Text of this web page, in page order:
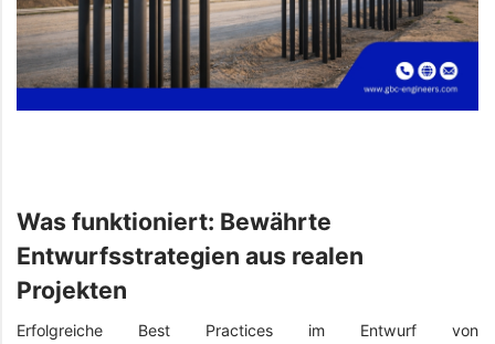
Was funktioniert: Bewährte
Entwurfsstrategien aus realen
Projekten
Erfolgreiche Best Practices im Entwurf von